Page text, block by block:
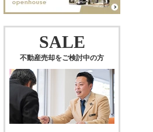
SALE
不動産売却をご検討中の方